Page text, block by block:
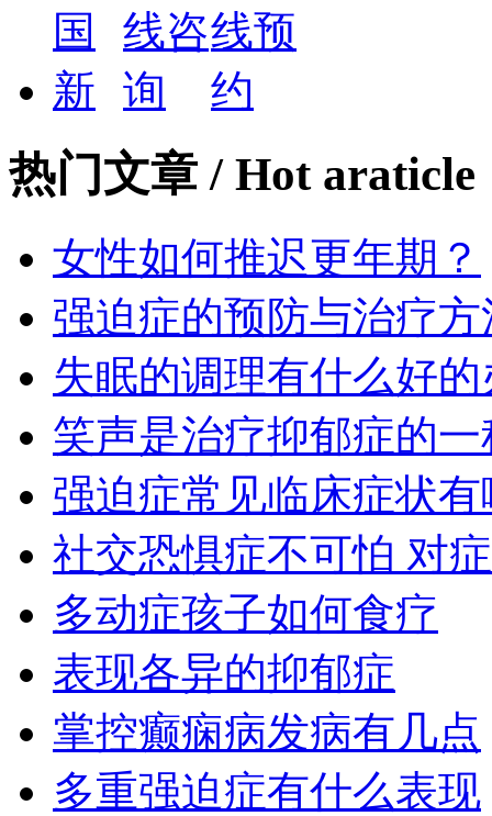
热门文章 / Hot araticle
女性如何推迟更年期？
强迫症的预防与治疗
失眠的调理有什么好
笑声是治疗抑郁症的
强迫症常见临床症状有
社交恐惧症不可怕 对
多动症孩子如何食疗
表现各异的抑郁症
掌控癫痫病发病有几点
多重强迫症有什么表现